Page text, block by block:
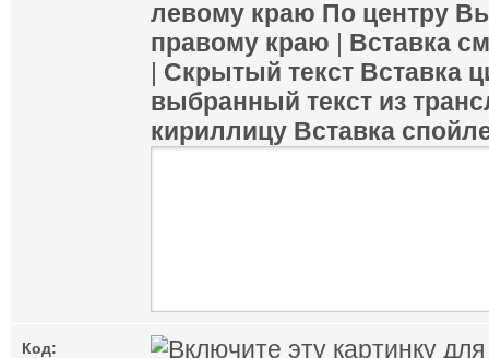
левому краю По центру
правому краю | Вставка
| Скрытый текст Вставка
выбранный текст из
кириллицу Вставка
Код: